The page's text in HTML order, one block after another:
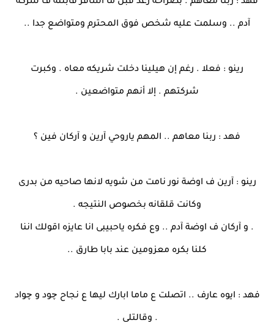
آدم .. وسلمت عليه شخص فوق المحترم ومتواضع جدا ..
رينو : فعلا . رغم إن هيلينا دخلت شريكه معاه . وكبرت
شركتهم . إلا أنهم متواضعين .
فهد : ربنا معاهم .. المهم ياروحي آرين و آركان فين ؟
رينو : آرين ف اوضة نور نامت من شويه لانها صاحيه من بدرى
وكانت قلقانه بخصوص النتيجه .
. و آركان ف اوضة آدم .. وع فكره ياحبيبى انا عايزه اقولك اننا
كلنا بكره معزومين عند بابا طارق ..
فهد : ايوه عارف .. اتصلت ع ماما ابارك ليها ع نجاح چود و چواد
. وقالتلى .